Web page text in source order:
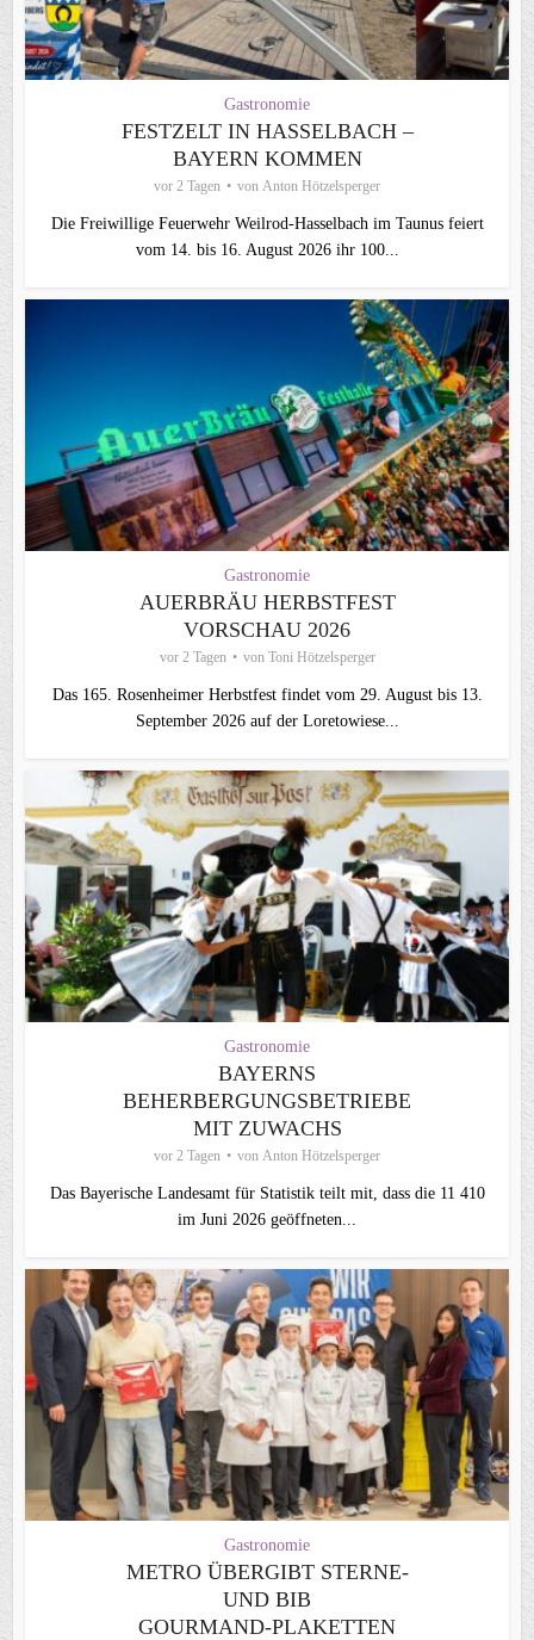
Gastronomie
FESTZELT IN HASSELBACH –
BAYERN KOMMEN
vor 2 Tagen von Anton Hötzelsperger
Die Freiwillige Feuerwehr Weilrod-Hasselbach im Taunus feiert
vom 14. bis 16. August 2026 ihr 100...
Gastronomie
AUERBRÄU HERBSTFEST
VORSCHAU 2026
vor 2 Tagen von Toni Hötzelsperger
Das 165. Rosenheimer Herbstfest findet vom 29. August bis 13.
September 2026 auf der Loretowiese...
Gastronomie
BAYERNS
BEHERBERGUNGSBETRIEBE
MIT ZUWACHS
vor 2 Tagen von Anton Hötzelsperger
Das Bayerische Landesamt für Statistik teilt mit, dass die 11 410
im Juni 2026 geöffneten...
Gastronomie
METRO ÜBERGIBT STERNE-
UND BIB
GOURMAND‑PLAKETTEN